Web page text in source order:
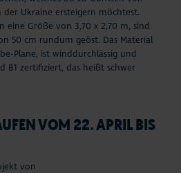
der Ukraine ersteigern möchtest.
eine Größe von 3,70 x 2,70 m, sind
50 cm rundum geöst. Das Material
Plane, ist winddurchlässig und
B1 zertifiziert, das heißt schwer
VOM 22. APRIL BIS
von